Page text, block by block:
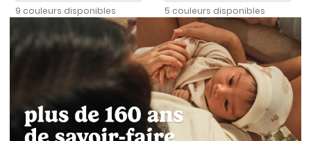
9 couleurs disponibles
5 couleurs disponibles